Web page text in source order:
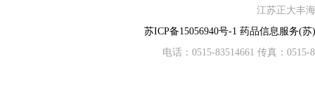
江苏正大丰
苏ICP备15056940号-1 药品信息服务(苏
电话：0515-83514661 传真：